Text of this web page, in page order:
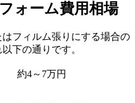
ォーム費用相場
フィルム張りにする場合の
下の通りです。
約4～7万円